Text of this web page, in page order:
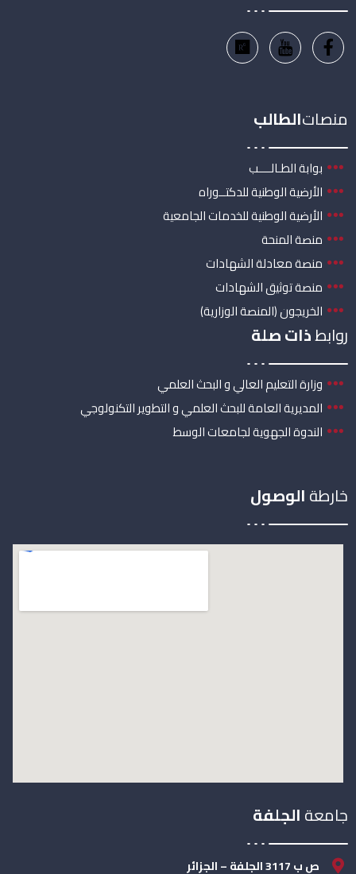
منصاتالطالب
بوابة الطـالــــب
الأرضية الوطنية للدكتــوراه
الأرضية الوطنية للخدمات الجامعية
منصة المنحة
منصة معادلة الشهادات
منصة توثيق الشهادات
الخريجون (المنصة الوزارية)
روابطذات صلة
وزارة التعليم العالي و البحث العلمي
المديرية العامة للبحث العلمي و التطوير التكنولوجي
الندوة الجهوية لجامعات الوسط
خارطةالوصول
جامعةالجلفة
ص ب 3117 الجلفة – الجزائر